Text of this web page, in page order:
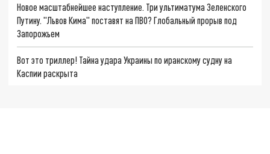
Новое масштабнейшее наступление. Три ультиматума Зеленского
Путину. "Львов Кима" поставят на ПВО? Глобальный прорыв под
Запорожьем
Вот это триллер! Тайна удара Украины по иранскому судну на
Каспии раскрыта